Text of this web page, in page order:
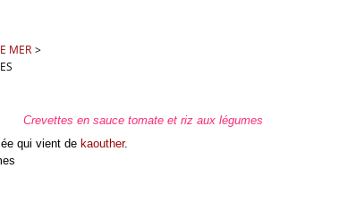
MER >
Crevettes en sauce tomate et riz aux légumes
qui vient de kaouther.